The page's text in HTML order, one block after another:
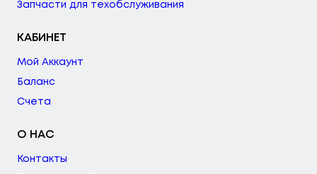
Запчасти для техобслуживания
КАБИНЕТ
Мой Аккаунт
Баланс
Счета
О НАС
Контакты